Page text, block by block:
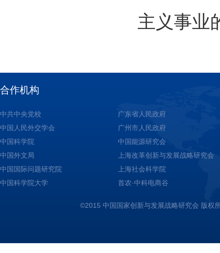
主义事业
合作机构
中共中央党校
广东省人民政府
中国人民外交学会
广州市人民政府
中国科学院
中国能源研究会
中国外文局
上海改革创新与发展战略研究会
中国国际问题研究院
上海社会科学院
中国科学院大学
首农·中科电商谷
©2015 中国国家创新与发展战略研究会 版权